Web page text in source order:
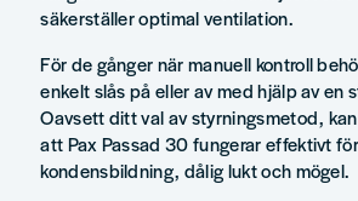
säkerställer optimal ventilation.
För de gånger när manuell kontroll
enkelt slås på eller av med hjälp av en
Oavsett ditt val av styrningsmetod,
att Pax Passad 30 fungerar effektivt
kondensbildning, dålig lukt och mögel.